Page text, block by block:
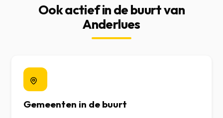
Ook actief in de buurt van
Anderlues
Gemeenten in de buurt